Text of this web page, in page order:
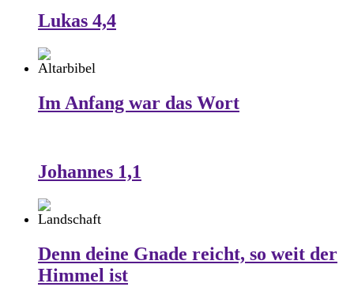
Lukas 4,4
Im Anfang war das Wort
Johannes 1,1
Denn deine Gnade reicht, so weit der
Himmel ist